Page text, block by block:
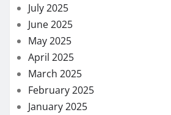
July 2025
June 2025
May 2025
April 2025
March 2025
February 2025
January 2025